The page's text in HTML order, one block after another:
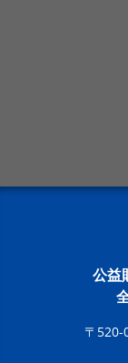
公益
〒520-